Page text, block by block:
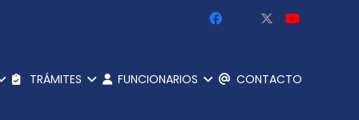
TRÁMITES FUNCIONARIOS CONTACTO